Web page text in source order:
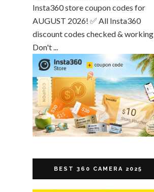
Insta360 store coupon codes for
AUGUST 2026! ✅ All Insta360
discount codes checked & working
Don't ...
BEST 360 CAMERA 2025